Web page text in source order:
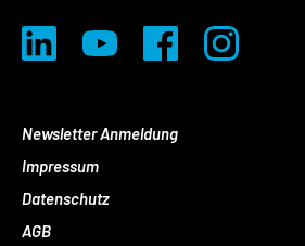
Newsletter Anmeldung
Impressum
Datenschutz
AGB